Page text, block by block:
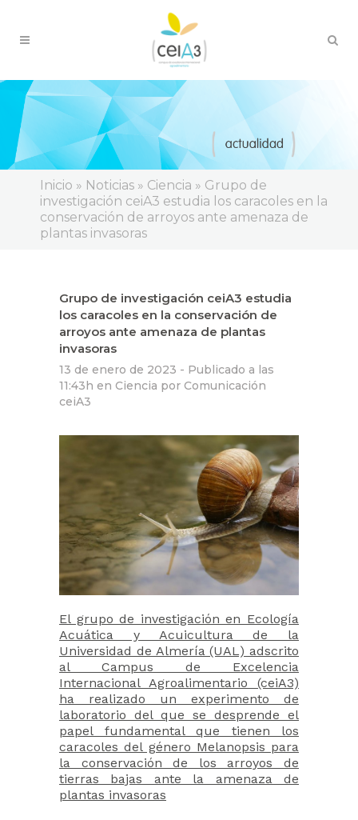
Inicio » Noticias » Ciencia » Grupo de
investigación ceiA3 estudia los caracoles en la
conservación de arroyos ante amenaza de
plantas invasoras
Grupo de investigación ceiA3 estudia
los caracoles en la conservación de
arroyos ante amenaza de plantas
invasoras
13 de enero de 2023 - Publicado a las
11:43h en Ciencia por Comunicación
ceiA3
El grupo de investigación en Ecología
Acuática y Acuicultura de la
Universidad de Almería (UAL) adscrito
al Campus de Excelencia
Internacional Agroalimentario (ceiA3)
ha realizado un experimento de
laboratorio del que se desprende el
papel fundamental que tienen los
caracoles del género Melanopsis para
la conservación de los arroyos de
tierras bajas ante la amenaza de
plantas invasoras